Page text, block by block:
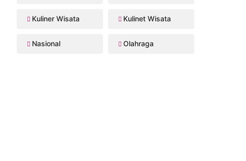
Kuliner Wisata Kulinet Wisata
Nasional Olahraga